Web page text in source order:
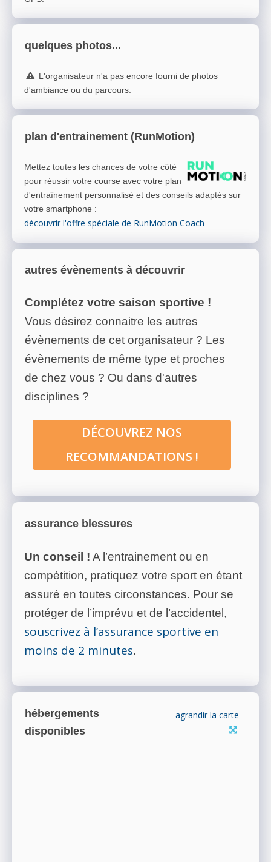
quelques photos...
L'organisateur n'a pas encore fourni de photos
d'ambiance ou du parcours.
plan d'entrainement (RunMotion)
Mettez toutes les chances de votre côté
pour réussir votre course avec votre plan
d'entraînement personnalisé et des conseils adaptés sur
votre smartphone :
découvrir l'offre spéciale de RunMotion Coach.
autres évènements à découvrir
Complétez votre saison sportive !
Vous désirez connaitre les autres
évènements de cet organisateur ? Les
évènements de même type et proches
de chez vous ? Ou dans d'autres
disciplines ?
DÉCOUVREZ NOS
RECOMMANDATIONS !
assurance blessures
Un conseil ! A l’entrainement ou en
compétition, pratiquez votre sport en étant
assuré en toutes circonstances. Pour se
protéger de l’imprévu et de l’accidentel,
souscrivez à l’assurance sportive en
moins de 2 minutes.
hébergements
disponibles
agrandir la carte